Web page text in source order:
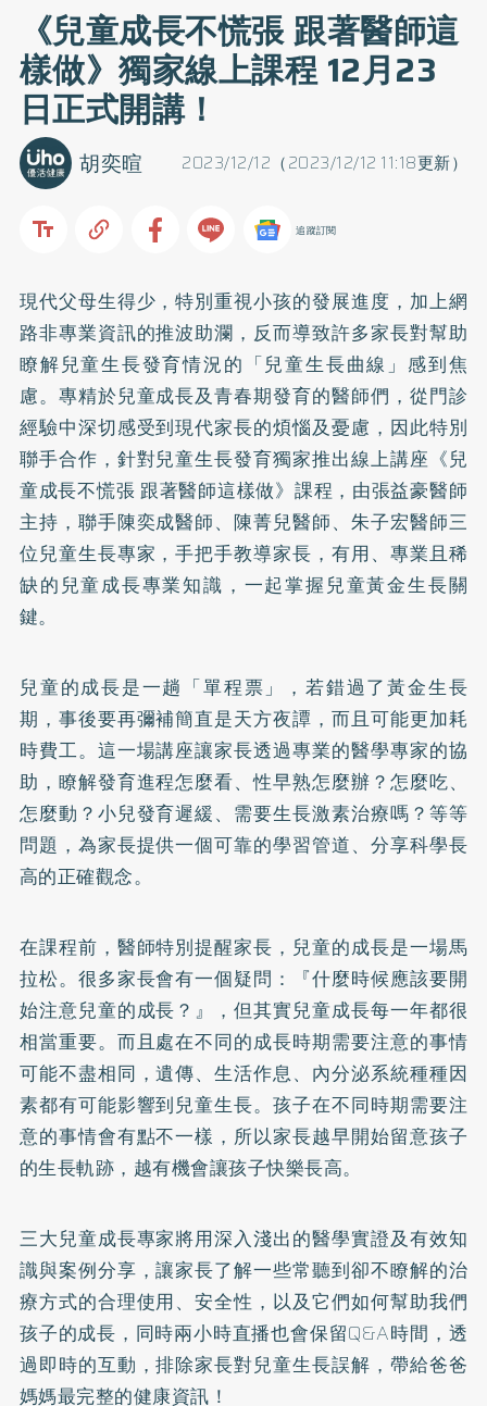
《兒童成長不慌張 跟著醫師這
樣做》獨家線上課程 12月23
日正式開講！
2023/12/12（2023/12/12 11:18更新）
胡奕暄
追蹤訂閱
現代父母生得少，特別重視小孩的發展進度，加上網
路非專業資訊的推波助瀾，反而導致許多家長對幫助
瞭解兒童生長發育情況的「兒童生長曲線」感到焦
慮。專精於兒童成長及青春期發育的醫師們，從門診
經驗中深切感受到現代家長的煩惱及憂慮，因此特別
聯手合作，針對兒童生長發育獨家推出線上講座《兒
童成長不慌張 跟著醫師這樣做》課程，由張益豪醫師
主持，聯手陳奕成醫師、陳菁兒醫師、朱子宏醫師三
位兒童生長專家，手把手教導家長，有用、專業且稀
缺的兒童成長專業知識，一起掌握兒童黃金生長關
鍵。
兒童的成長是一趟「單程票」，若錯過了黃金生長
期，事後要再彌補簡直是天方夜譚，而且可能更加耗
時費工。這一場講座讓家長透過專業的醫學專家的協
助，瞭解發育進程怎麼看、性早熟怎麼辦？怎麼吃、
怎麼動？小兒發育遲緩、需要生長激素治療嗎？等等
問題，為家長提供一個可靠的學習管道、分享科學長
高的正確觀念。
在課程前，醫師特別提醒家長，兒童的成長是一場馬
拉松。很多家長會有一個疑問：『什麼時候應該要開
始注意兒童的成長？』，但其實兒童成長每一年都很
相當重要。而且處在不同的成長時期需要注意的事情
可能不盡相同，遺傳、生活作息、內分泌系統種種因
素都有可能影響到兒童生長。孩子在不同時期需要注
意的事情會有點不一樣，所以家長越早開始留意孩子
的生長軌跡，越有機會讓孩子快樂長高。
三大兒童成長專家將用深入淺出的醫學實證及有效知
識與案例分享，讓家長了解一些常聽到卻不瞭解的治
療方式的合理使用、安全性，以及它們如何幫助我們
孩子的成長，同時兩小時直播也會保留Q&A時間，透
過即時的互動，排除家長對兒童生長誤解，帶給爸爸
媽媽最完整的健康資訊！